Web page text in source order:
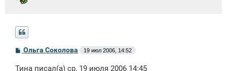
С
о
Ольга Соколова 19 июл 2006, 14:52
Тина писал(а) ср, 19 июля 2006 14:45